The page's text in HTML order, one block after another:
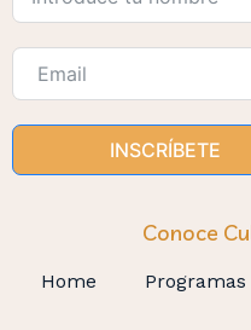
INSCRÍBETE
Conoce
Home Programas